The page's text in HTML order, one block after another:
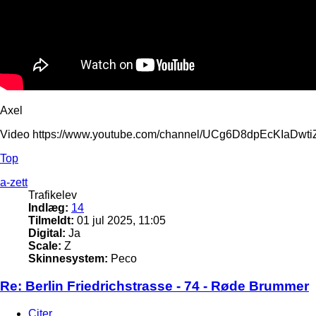
Axel
Video https://www.youtube.com/channel/
Top
a-zett
Trafikelev
Indlæg: 14
Tilmeldt: 01 jul 2025, 11:05
Digital: Ja
Scale: Z
Skinnesystem: Peco
Re: Berlin Friedrichstrasse - 74 - Røde Brummer
Citer